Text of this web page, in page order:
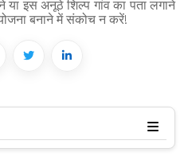
इस अनूठे शिल्प गांव का पता लगाने
बनाने में संकोच न करें!